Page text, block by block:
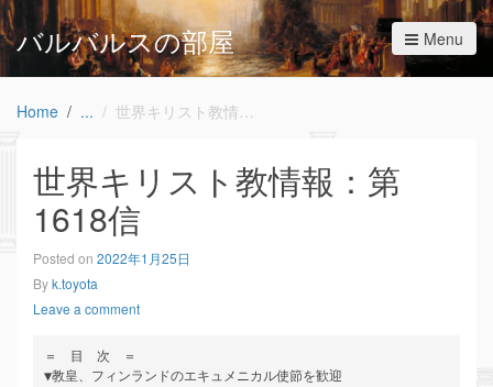
バルバルスの部屋 Menu
Home 世界キリスト教情報：第1618信
世界キリスト教情報：第
1618信
Posted on 2022年1月25日
Byk.toyota
Leave a comment
＝　目　次　＝
▼教皇、フィンランドのエキュメニカル使節を歓迎